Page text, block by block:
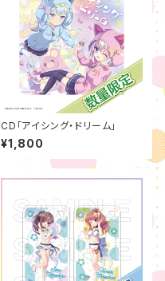
CD「アイシング・ドリーム」
¥1,800